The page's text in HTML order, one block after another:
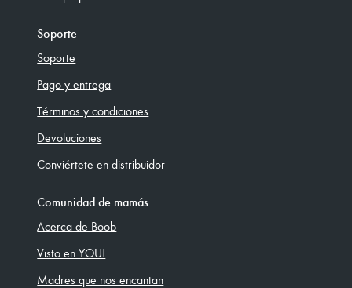
Soporte
Soporte
Pago y entrega
Términos y condiciones
Devoluciones
Conviértete en distribuidor
Comunidad de mamás
Acerca de Boob
Visto en YOU!
Madres que nos encantan